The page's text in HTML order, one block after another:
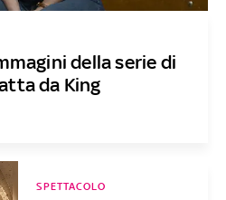
della serie di
da King
SPETTACOLO